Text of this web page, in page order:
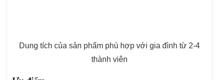
Dung tích của sản phẩm phù hợp với gia đình từ 2-4
thành viên